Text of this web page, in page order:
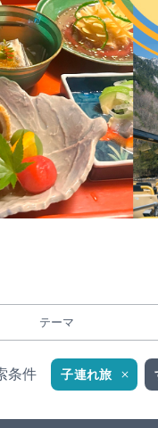
テーマ
条件 子連れ旅